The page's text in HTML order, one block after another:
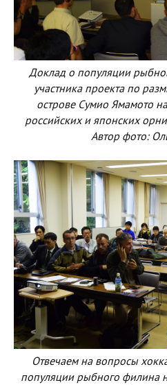
Доклад о популяции
участника проекта по
острове Сумио Ямамото
российских и японских
Автор фото:
Отвечаем на вопросы
популяции рыбного филина